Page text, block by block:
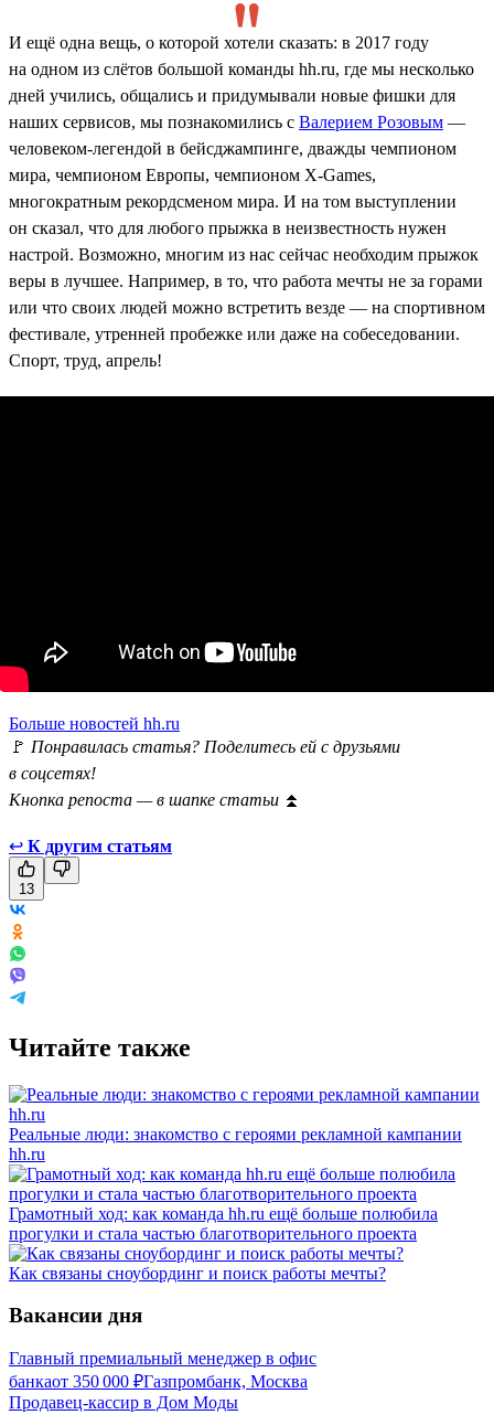
И ещё одна вещь, о которой хотели сказать: в 2017 году
на одном из слётов большой команды hh.ru, где мы несколько
дней учились, общались и придумывали новые фишки для
наших сервисов, мы познакомились с Валерием Розовым —
человеком-легендой в бейсджампинге, дважды чемпионом
мира, чемпионом Европы, чемпионом X-Games,
многократным рекордсменом мира. И на том выступлении
он сказал, что для любого прыжка в неизвестность нужен
настрой. Возможно, многим из нас сейчас необходим прыжок
веры в лучшее. Например, в то, что работа мечты не за горами
или что своих людей можно встретить везде — на спортивном
фестивале, утренней пробежке или даже на собеседовании.
Спорт, труд, апрель!
Больше новостей hh.ru
🚩 Понравилась статья? Поделитесь ей с друзьями
в соцсетях!
Кнопка репоста — в шапке статьи ⏫
↩ К другим статьям
13
Читайте также
Реальные люди: знакомство с героями рекламной кампании
hh.ru
Грамотный ход: как команда hh.ru ещё больше полюбила
прогулки и стала частью благотворительного проекта
Как связаны сноубординг и поиск работы мечты?
Вакансии дня
Главный премиальный менеджер в офис
банкаот 350 000 ₽Газпромбанк, Москва
Продавец-кассир в Дом Моды